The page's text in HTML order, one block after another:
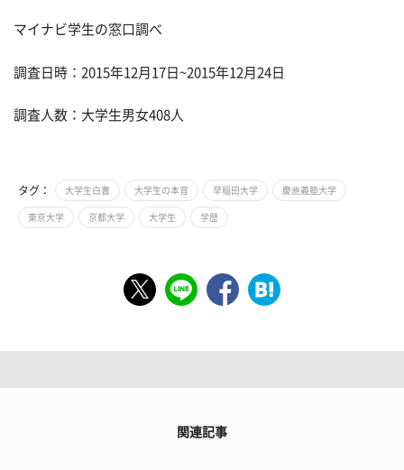
マイナビ学生の窓口調べ
調査日時：2015年12月17日~2015年12月24日
調査人数：大学生男女408人
タグ： 大学生白書 大学生の本音 早稲田大学 慶應義塾大学
東京大学 京都大学 大学生 学歴
関連記事